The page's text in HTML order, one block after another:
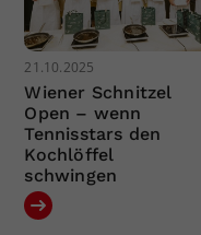
21.10.2025
Wiener Schnitzel
Open – wenn
Tennisstars den
Kochlöffel
schwingen